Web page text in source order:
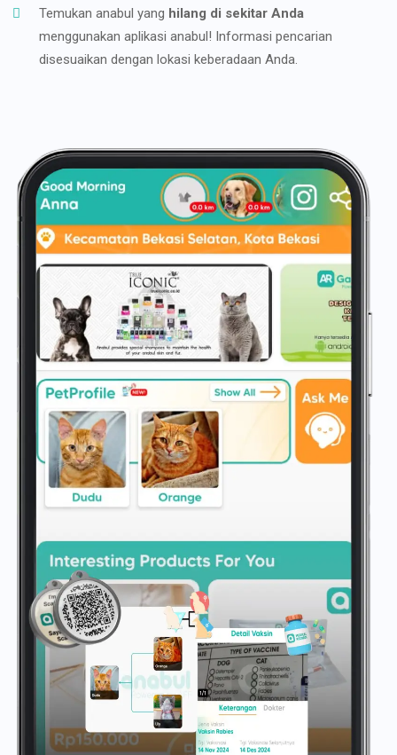
Temukan anabul yang hilang di sekitar Anda
menggunakan aplikasi anabul! Informasi pencarian
disesuaikan dengan lokasi keberadaan Anda.